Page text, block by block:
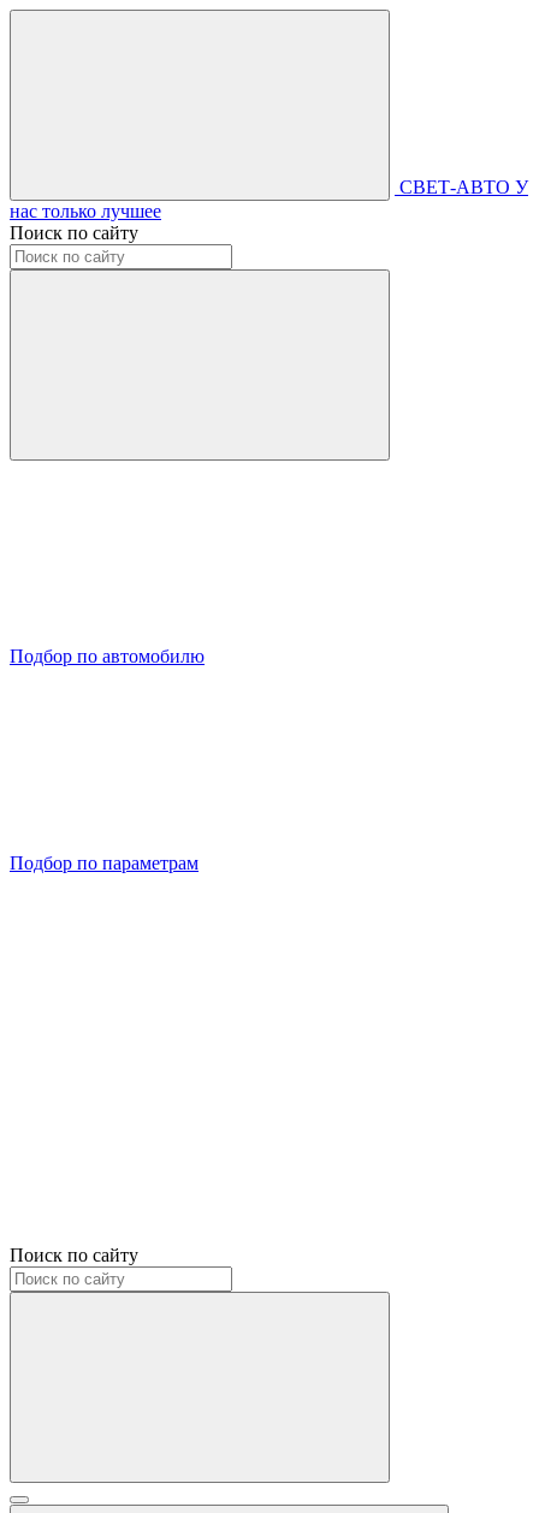
СВЕТ-АВТО У
нас только лучшее
Поиск по сайту
Подбор по автомобилю
Подбор по параметрам
Поиск по сайту